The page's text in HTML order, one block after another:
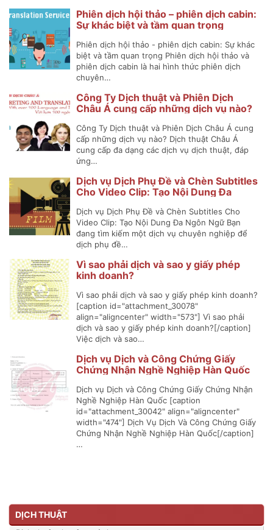
Phiên dịch hội thảo – phiên dịch cabin:
Sự khác biệt và tầm quan trọng
Phiên dịch hội thảo - phiên dịch cabin: Sự khác
biệt và tầm quan trọng Phiên dịch hội thảo và
phiên dịch cabin là hai hình thức phiên dịch
chuyên…
Công Ty Dịch thuật và Phiên Dịch
Châu Á cung cấp những dịch vụ nào?
Công Ty Dịch thuật và Phiên Dịch Châu Á cung
cấp những dịch vụ nào? Dịch thuật Châu Á
cung cấp đa dạng các dịch vụ dịch thuật, đáp
ứng…
Dịch vụ Dịch Phụ Đề và Chèn Subtitles
Cho Video Clip: Tạo Nội Dung Đa
Dịch vụ Dịch Phụ Đề và Chèn Subtitles Cho
Video Clip: Tạo Nội Dung Đa Ngôn Ngữ Bạn
đang tìm kiếm một dịch vụ chuyên nghiệp để
dịch phụ đề…
Vì sao phải dịch và sao y giấy phép
kinh doanh?
Vì sao phải dịch và sao y giấy phép kinh doanh?
[caption id="attachment_30078"
align="aligncenter" width="573"] Vì sao phải
dịch và sao y giấy phép kinh doanh?[/caption]
Việc dịch và sao…
Dịch vụ Dịch và Công Chứng Giấy
Chứng Nhận Nghề Nghiệp Hàn Quốc
Dịch vụ Dịch và Công Chứng Giấy Chứng Nhận
Nghề Nghiệp Hàn Quốc [caption
id="attachment_30042" align="aligncenter"
width="474"] Dịch Vụ Dịch Và Công Chứng Giấy
Chứng Nhận Nghề Nghiệp Hàn Quốc[/caption]
…
DỊCH THUẬT